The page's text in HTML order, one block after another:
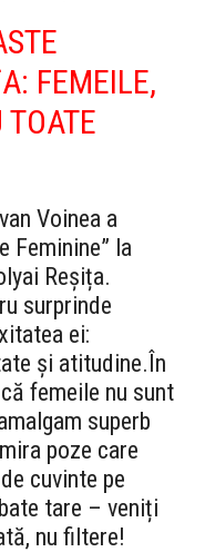
FEMEILE,
Voinea a
Feminine” la
Reșița.
surprinde
ei:
și atitudine.În
femeile nu sunt
superb
poze care
cuvinte pe
tare – veniți
nu filtere!